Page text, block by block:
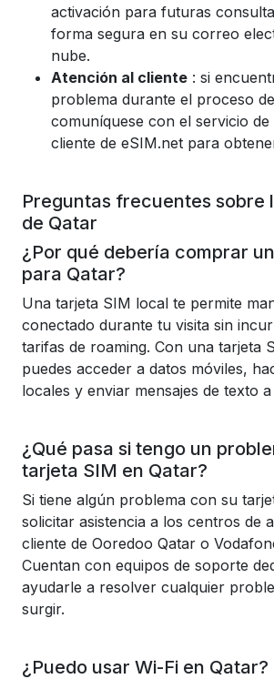
activación para futuras
forma segura en su correo
nube.
Atención al cliente : si
problema durante el proceso
comuníquese con el servicio
cliente de eSIM.net para
Preguntas frecuentes sobre
de Qatar
¿Por qué debería comprar
para Qatar?
Una tarjeta SIM local te permite
conectado durante tu visita sin
tarifas de roaming. Con una tarjeta
puedes acceder a datos móviles,
locales y enviar mensajes de texto
¿Qué pasa si tengo un
tarjeta SIM en Qatar?
Si tiene algún problema con su
solicitar asistencia a los centros de
cliente de Ooredoo Qatar o
Cuentan con equipos de soporte
ayudarle a resolver cualquier
surgir.
¿Puedo usar Wi-Fi en Qatar?